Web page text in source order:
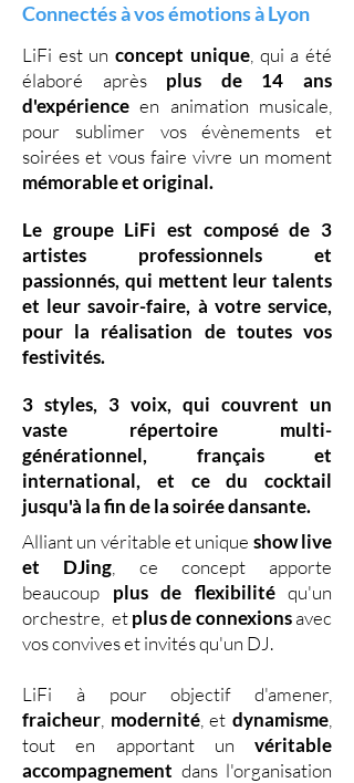
Connectés à vos émotions à Lyon
LiFi est unconcept unique, qui a été
élaboré après plus de 14 ans
d'expérience en animation musicale,
pour sublimer vos évènements et
soirées et vous faire vivre un moment
mémorable et original.
Le groupe LiFi est composé de 3
artistes professionnels et
passionnés, qui mettent leur talents
et leursavoir-faire, à votre service,
pour la réalisation de toutes vos
festivités.
3 styles, 3 voix, qui couvrent un
vaste répertoire multi-
générationnel,
français et
international, et ce du cocktail
jusqu'à la fin de la soirée dansante.
Alliant un véritable et unique show live
et DJing
ce concept apporte
beaucoup plus de flexibilitéqu'un
orchestre, etplus de connexionsavec
vos convives et invités qu'un DJ.
LiFi à pour objectif d'amener,
fraicheur modernité, etdynamisme
tout en apportant un véritable
accompagnement dans l'organisation